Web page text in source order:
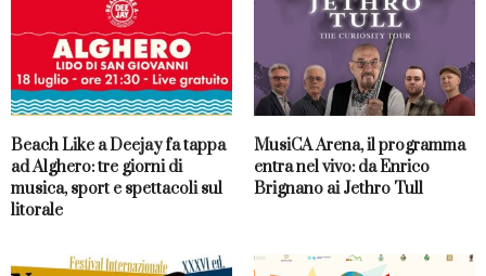
Beach Like a Deejay fa tappa
ad Alghero: tre giorni di
musica, sport e spettacoli sul
litorale
MusiCA Arena, il programma
entra nel vivo: da Enrico
Brignano ai Jethro Tull